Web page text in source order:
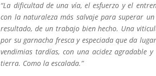
“La dificultad de una vía, el esfuerzo y el
con la naturaleza más salvaje para superar
resultado, de un trabajo bien hecho. Una
por su garnacha fresca y especiada que da
vendimias tardías, con una acidez agradable
tierra. Como la escalada.”